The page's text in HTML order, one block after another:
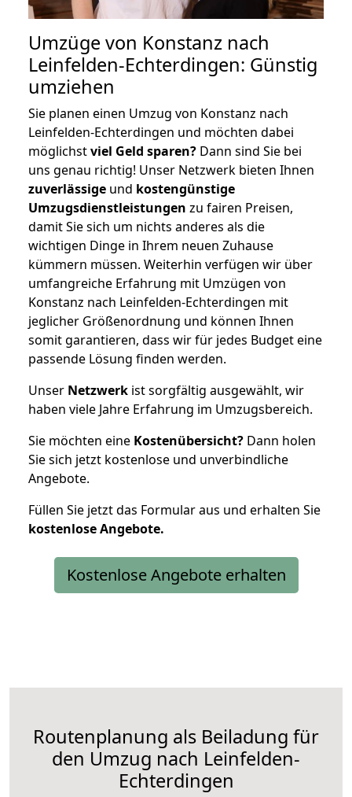
Umzüge von Konstanz nach
Leinfelden-Echterdingen: Günstig
umziehen
Sie planen einen Umzug von Konstanz nach
Leinfelden-Echterdingen und möchten dabei
möglichstviel Geld sparen? Dann sind Sie bei
uns genau richtig! Unser Netzwerk bieten Ihnen
zuverlässige und kostengünstige
Umzugsdienstleistungen zu fairen Preisen,
damit Sie sich um nichts anderes als die
wichtigen Dinge in Ihrem neuen Zuhause
kümmern müssen. Weiterhin verfügen wir über
umfangreiche Erfahrung mit Umzügen von
Konstanz nach Leinfelden-Echterdingen mit
jeglicher Größenordnung und können Ihnen
somit garantieren, dass wir für jedes Budget eine
passende Lösung finden werden.
Unser Netzwerk ist sorgfältig ausgewählt, wir
haben viele Jahre Erfahrung im Umzugsbereich.
Sie möchten eine Kostenübersicht? Dann holen
Sie sich jetzt kostenlose und unverbindliche
Angebote.
Füllen Sie jetzt das Formular aus und erhalten Sie
kostenloseAngebote.
Kostenlose Angebote erhalten
Routenplanung als Beiladung für
den Umzug nach Leinfelden-
Echterdingen